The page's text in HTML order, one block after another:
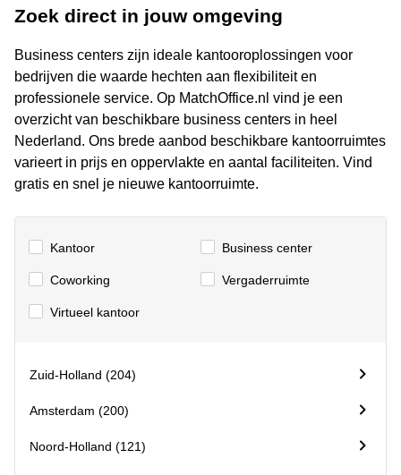
Amsterdam
Westpoort
center
Hilversum
Business
center
Den
Haag
Coworking
space
Breda
Kantoorruimte
in Arnhem
Coworking
space
Hilversum
space
Zwolle
Coworking
Zoek direct in jouw omgeving
Business centers zijn ideale kantooroplossingen voor
bedrijven die waarde hechten aan flexibiliteit en
professionele service. Op MatchOffice.nl vind je een
overzicht van beschikbare business centers in heel
Nederland. Ons brede aanbod beschikbare kantoorruimtes
varieert in prijs en oppervlakte en aantal faciliteiten. Vind
gratis en snel je nieuwe kantoorruimte.
Kantoor Business center
Сoworking Vergaderruimte
Virtueel kantoor
Zuid-Holland (204)
Amsterdam (200)
Noord-Holland (121)